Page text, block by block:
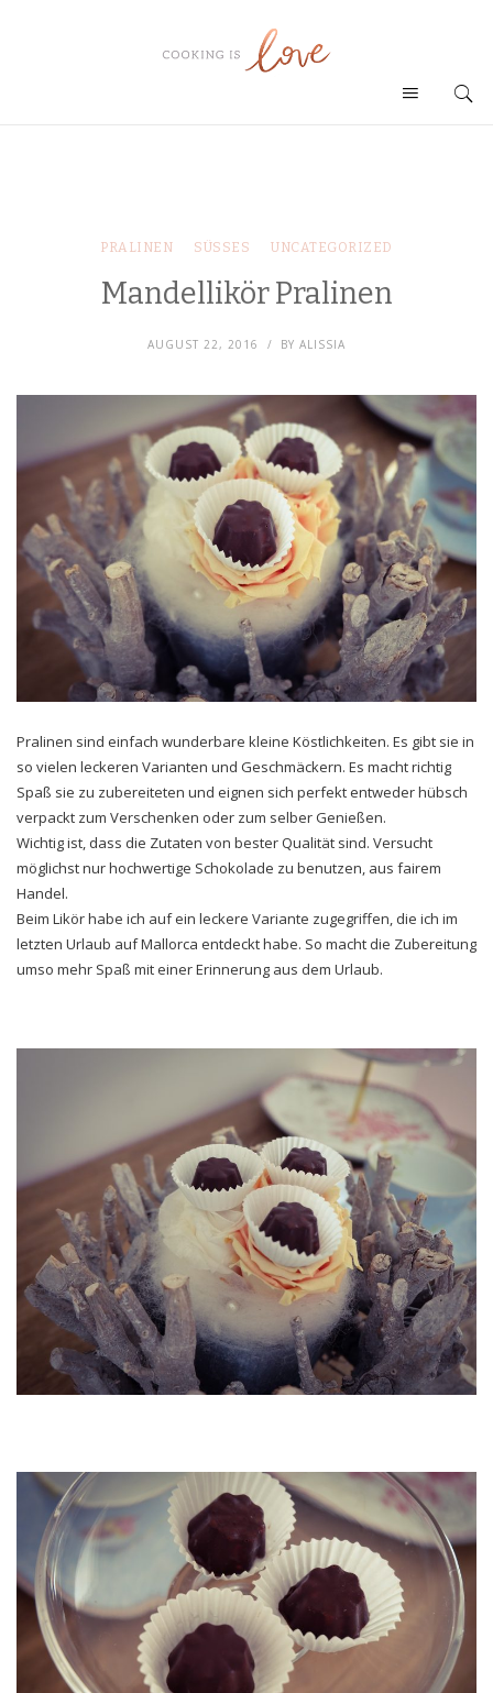
PRALINEN SÜSSES UNCATEGORIZED
Mandellikör Pralinen
AUGUST 22, 2016 BY ALISSIA
Pralinen sind einfach wunderbare kleine Köstlichkeiten. Es gibt sie in
so vielen leckeren Varianten und Geschmäckern. Es macht richtig
Spaß sie zu zubereiteten und eignen sich perfekt entweder hübsch
verpackt zum Verschenken oder zum selber Genießen.
Wichtig ist, dass die Zutaten von bester Qualität sind. Versucht
möglichst nur hochwertige Schokolade zu benutzen, aus fairem
Handel.
Beim Likör habe ich auf ein leckere Variante zugegriffen, die ich im
letzten Urlaub auf Mallorca entdeckt habe. So macht die Zubereitung
umso mehr Spaß mit einer Erinnerung aus dem Urlaub.